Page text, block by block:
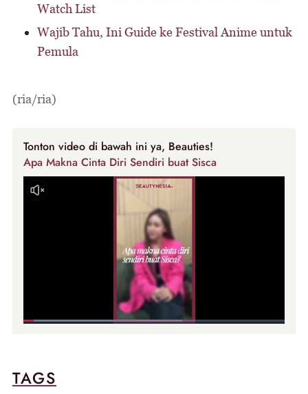
Watch List
Wajib Tahu, Ini Guide ke Festival Anime untuk
Pemula
(ria/ria)
Tonton video di bawah ini ya, Beauties!
Apa Makna Cinta Diri Sendiri buat Sisca
TAGS